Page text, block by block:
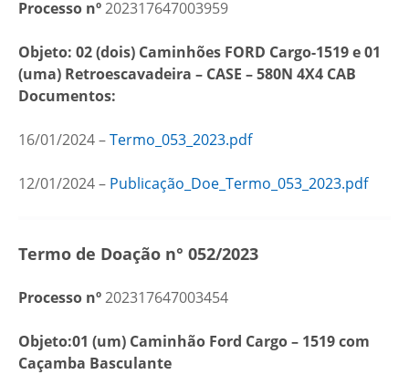
Processo nº202317647003959
Objeto: 02 (dois) Caminhões FORD Cargo-1519 e 01
(uma) Retroescavadeira – CASE – 580N 4X4 CAB
Documentos:
16/01/2024 –Termo_053_2023.pdf
12/01/2024 – Publicação_Doe_Termo_053_2023.pdf
Termo de Doação n° 052/2023
Processo nº202317647003454
Objeto:01 (um) Caminhão Ford Cargo – 1519 com
Caçamba Basculante